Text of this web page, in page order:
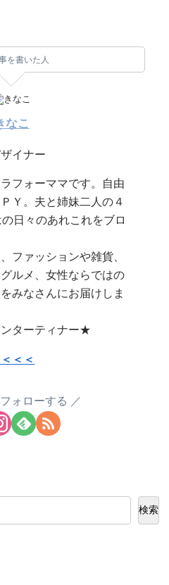
を書いた人
なこ
イナー
フォーママです。自由
Ｙ。夫と姉妹二人の４
日々のあれこれをブロ
ファッションや雑貨、
ルメ、女性ならではの
みなさんにお届けしま
ターティナー★
＜＜
ォローする
検索